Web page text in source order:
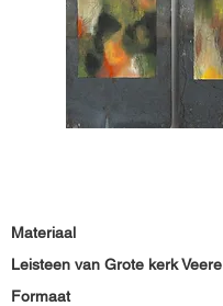
Materiaal
Leisteen van Grote kerk Veere
Formaat